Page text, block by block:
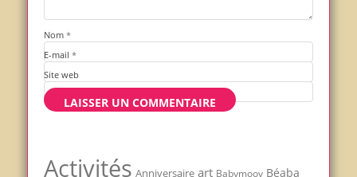
Nom *
E-mail *
Site web
Activités Anniversaire art Babymoov Béaba